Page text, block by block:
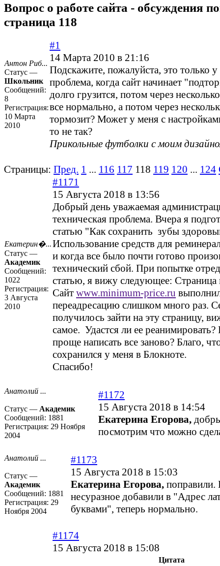
Вопрос о работе сайта - обсуждения
страница 118
Антон Риб...
Статус —
Школьник
Сообщений:
8
Регистрация:
10 Марта
2010
#1
14 Марта 2010 в 21:16
Подскажите, пожалуйста, это только у
проблема, когда сайт начинает
долго грузится, потом через
все нормально, а потом через
тормозит? Может у меня с
то не так?
Прикольные футболки с моим
Страницы: Пред. 1 ... 116 117 118 119 120 ... 124
Екатерин�...
Статус —
Академик
Сообщений:
1022
Регистрация:
3 Августа
2010
#1171
15 Августа 2018 в 13:56
Добрый день уважаемая
техническая проблема. Вчера я
статью "Как сохранить зубы
Использование средств для
и когда все было почти готово
технический сбой. При попытке
статью, я вижу следующее: Страница
Сайт www.minimum-price.ru
переадресацию слишком много раз.
получилось зайти на эту страницу,
самое. Удастся ли ее реанимировать?
проще написать все заново? Благо,
сохранился у меня в Блокноте.
Спасибо!
Анатолий ...
Статус — Академик
Сообщений: 1881
Регистрация: 29 Ноября
2004
#1172
15 Августа 2018 в 14:54
Екатерина Егорова,
посмотрим что можно
Анатолий ...
Статус —
Академик
Сообщений: 1881
Регистрация: 29
Ноября 2004
#1173
15 Августа 2018 в 15:03
Екатерина Егорова, поправили.
несуразное добавили в "Адрес
буквами", теперь нормально.
#1174
15 Августа 2018 в 15:08
Цитата